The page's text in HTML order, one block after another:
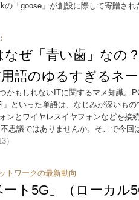
「goose」が創設に際して寄贈され
なぜ「青い歯」な
語のゆるすぎるネ
かもしれないITに関するマメ知識。
といった単語は、なじみが深いも
ンとワイヤレスイヤフォンなどを接
思議ではありませんか。そこで今回
）
トワークの最新動向
ート5G」（ローカ